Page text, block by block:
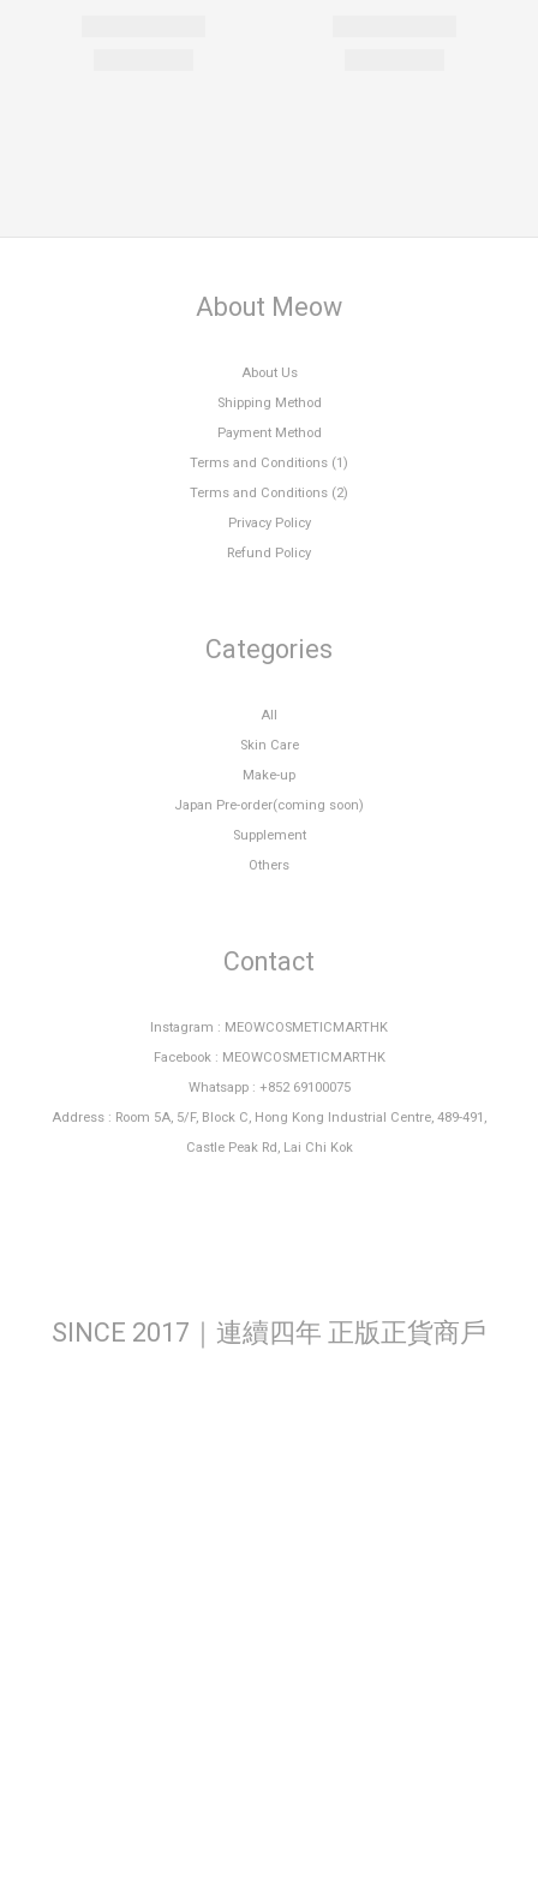
About Meow
About Us
Shipping Method
Payment Method
Terms and Conditions (1)
Terms and Conditions (2)
Privacy Policy
Refund Policy
Categories
All
Skin Care
Make-up
Japan Pre-order(coming soon)
Supplement
Others
Contact
Instagram : MEOWCOSMETICMARTHK
Facebook : MEOWCOSMETICMARTHK
Whatsapp : +852 69100075
Address : Room 5A, 5/F, Block C, Hong Kong Industrial Centre, 489-491,
Castle Peak Rd, Lai Chi Kok
SINCE 2017｜連續四年 正版正貨商戶